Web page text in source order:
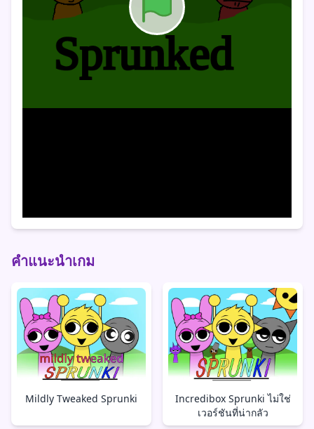
คำแนะนำเกม
Mildly Tweaked Sprunki
Incredibox Sprunki ไม่ใช่
เวอร์ชันที่น่ากลัว